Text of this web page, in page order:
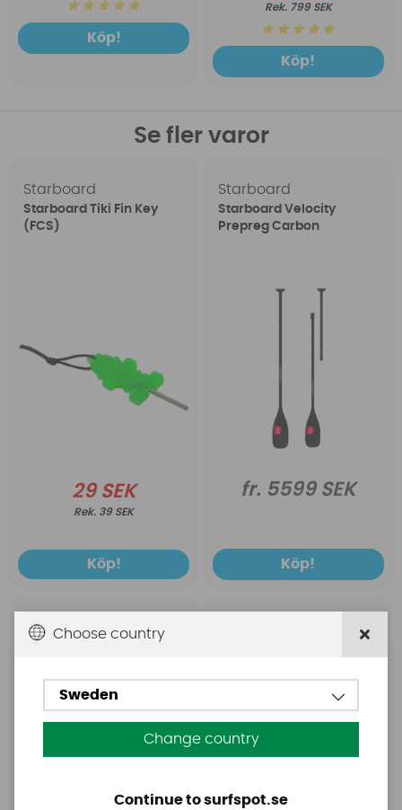
Köp!
799 SEK
Köp!
Se fler varor
Starboard
Starboard Tiki Fin Key
(FCS)
29 SEK
39 SEK
Köp!
Starboard
Starboard Velocity
Prepreg Carbon
fr. 5599 SEK
Köp!
Starboard
SC 14 x 26
Choose country
Sweden
Change country
Continue to surfspot.se